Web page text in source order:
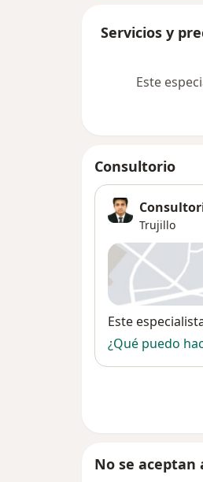
Servicios y
Este
Consultorio
Trujillo
Este
¿Qué puedo
No se aceptan